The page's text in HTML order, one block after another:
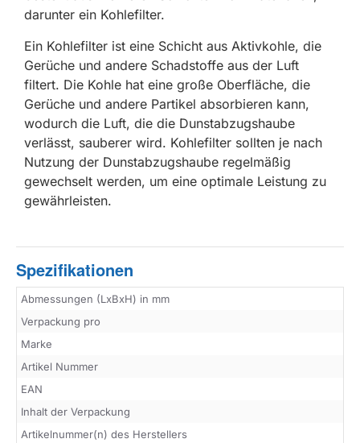
darunter ein Kohlefilter.
Ein Kohlefilter ist eine Schicht aus Aktivkohle, die
Gerüche und andere Schadstoffe aus der Luft
filtert. Die Kohle hat eine große Oberfläche, die
Gerüche und andere Partikel absorbieren kann,
wodurch die Luft, die die Dunstabzugshaube
verlässt, sauberer wird. Kohlefilter sollten je nach
Nutzung der Dunstabzugshaube regelmäßig
gewechselt werden, um eine optimale Leistung zu
gewährleisten.
Spezifikationen
Abmessungen (LxBxH) in mm
Verpackung pro
Marke
Artikel Nummer
EAN
Inhalt der Verpackung
Artikelnummer(n) des Herstellers